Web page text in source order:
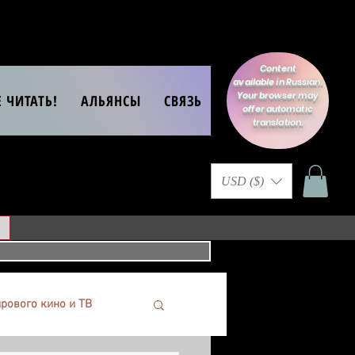
ЧИТАТЬ! АЛЬЯНСЫ СВЯЗЬ
Content
available in Russian.
Your browser may
offer automatic
translation.
USD ($)
кино и ТВ